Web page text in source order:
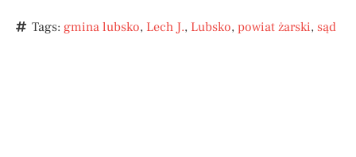
Tags: gmina lubsko, Lech J., Lubsko, powiat żarski, sąd